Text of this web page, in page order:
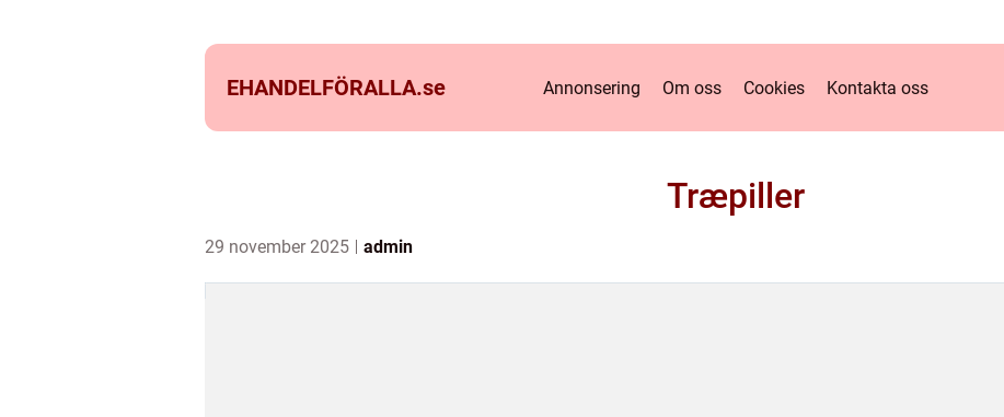
EHANDELFÖRALLA.se Annonsering Om oss Cookies Kontakta oss
Træpiller
29 november 2025 admin